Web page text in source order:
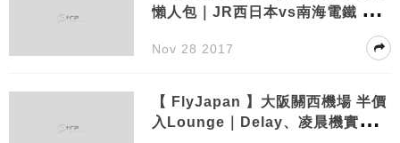
懶人包｜JR西日本vs南海電鐵 優
Nov 28 2017
【 FlyJapan 】大阪關西機場 半價
入Lounge｜Delay、凌晨機實用 K